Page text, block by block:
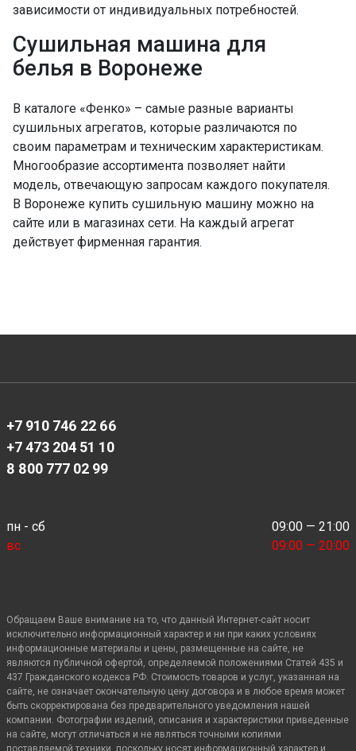
зависимости от индивидуальных потребностей.
Сушильная машина для
белья в Воронеже
В каталоге «Фенко» – самые разные варианты
сушильных агрегатов, которые различаются по
своим параметрам и техническим характеристикам.
Многообразие ассортимента позволяет найти
модель, отвечающую запросам каждого покупателя.
В Воронеже купить сушильную машину можно на
сайте или в магазинах сети. На каждый агрегат
действует фирменная гарантия.
+7 910 746 22 66
+7 473 204 51 10
8 800 777 02 99
пн - сб
09:00 — 21:00
вс
09:00 — 20:00
Обращаем Ваше внимание на то, что данный Интернет-сайт носит
исключительно информационный характер и ни при каких условиях
информационные материалы и цены, размещенные на сайте, не
являются публичной офертой, определяемой положениями Статей 435 и
437 Гражданского кодекса РФ. Стоимость товаров и услуг, указанная на
сайте, не означает окончательную цену договора и в любое время может
быть скорректирована без предварительного уведомления нашей
компании. Фотографии изделий, описания и характеристики приведенные
на сайте, могут отличаться и не являться точными копиями
поставляемой техники, поскольку носят информационный характер и